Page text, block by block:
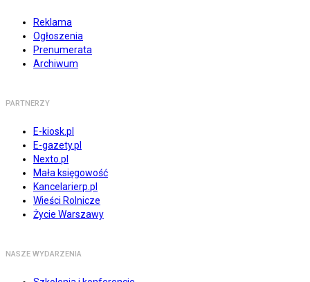
Reklama
Ogłoszenia
Prenumerata
Archiwum
PARTNERZY
E-kiosk.pl
E-gazety.pl
Nexto.pl
Mała księgowość
Kancelarierp.pl
Wieści Rolnicze
Życie Warszawy
NASZE WYDARZENIA